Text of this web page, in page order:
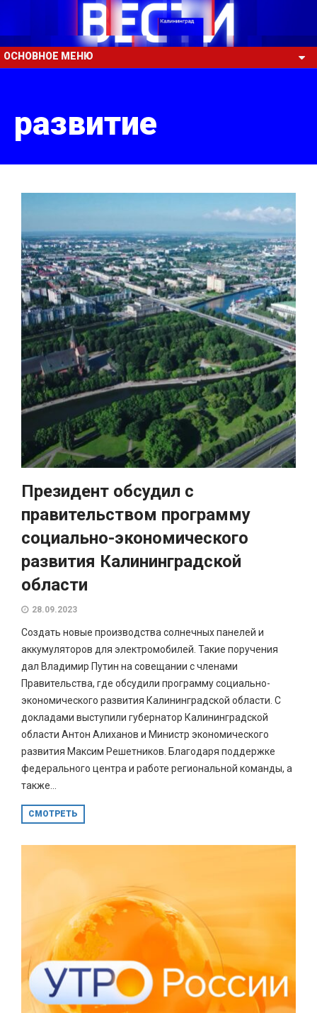
ОСНОВНОЕ МЕНЮ
развитие
Президент обсудил с
правительством программу
социально-экономического
развития Калининградской
области
28.09.2023
Создать новые производства солнечных панелей и
аккумуляторов для электромобилей. Такие поручения
дал Владимир Путин на совещании с членами
Правительства, где обсудили программу социально-
экономического развития Калининградской области. С
докладами выступили губернатор Калининградской
области Антон Алиханов и Министр экономического
развития Максим Решетников. Благодаря поддержке
федерального центра и работе региональной команды, а
также...
СМОТРЕТЬ